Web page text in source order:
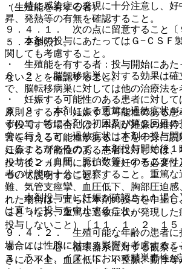
（生殖能を有する者）
９．４．１． 次の点に留意すること〔
５．２参照〕。
・ 生殖能を有する者：投与開始にあた
ないことを確認すること。
・ 妊娠する可能性のある患者に対して
原則とするが、妊娠する可能性のある
ず投与する場合には、本剤が妊娠の維
害を与える可能性があることを十分に
妊娠する可能性のある患者に対しては
投与後２ヵ月間において避妊する必要
ついて説明すること）。
・ 本剤投与中に妊娠が確認された場合
は直ちに投与を中止すること。
９．４．２． 生殖可能な年齢の患者に
場合には性腺に対する影響を考慮するこ
ス、ラット、イヌ）において精巣毒性
・ 特に感染症の発現に十分注意し、好
昇、発熱等の有無を確認すること。
・ 本剤の投与にあたってはＧ−ＣＳＦ
関しても考慮すること。
８．２． 脳転移病巣に対する効果は確
で、脳転移病巣に対しては他の治療法を
８．３． 本剤による重篤な過敏症状が
るので、特に本剤の初回及び第２回目
分に行うこと。過敏症状は本剤の投与
こることがあるので、本剤投与開始後
ルサイン（血圧、脈拍数等）のモニタリ
者の状態を十分に観察すること。重篤な
難、気管支痙攣、血圧低下、胸部圧迫感
れた場合は、直ちに本剤の投与を中止
こと（なお、重篤な過敏症状が発現し
投与しないこと）〔１１．１．２、１５
８．４． 心・循環器系に対する観察を
きに心不全、血圧低下、不整脈、動悸